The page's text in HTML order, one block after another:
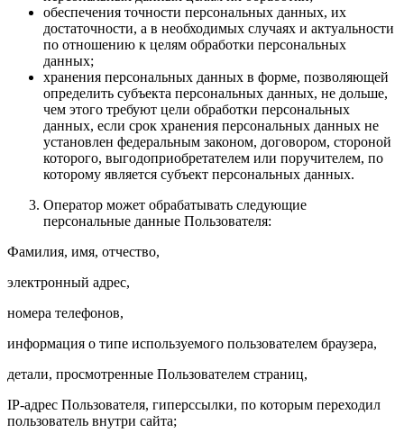
обеспечения точности персональных данных, их
достаточности, а в необходимых случаях и актуальности
по отношению к целям обработки персональных
данных;
хранения персональных данных в форме, позволяющей
определить субъекта персональных данных, не дольше,
чем этого требуют цели обработки персональных
данных, если срок хранения персональных данных не
установлен федеральным законом, договором, стороной
которого, выгодоприобретателем или поручителем, по
которому является субъект персональных данных.
Оператор может обрабатывать следующие
персональные данные Пользователя:
Фамилия, имя, отчество,
электронный адрес,
номера телефонов,
информация о типе используемого пользователем браузера,
детали, просмотренные Пользователем страниц,
IP-адрес Пользователя, гиперссылки, по которым переходил
пользователь внутри сайта;